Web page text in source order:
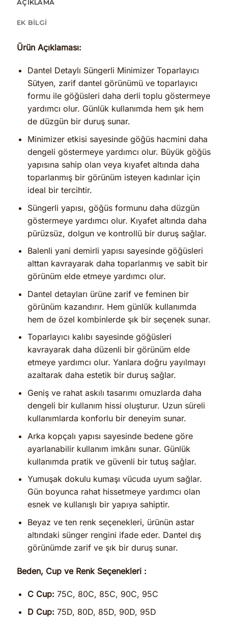
AÇIKLAMA
EK BILGI
Ürün Açıklaması:
Dantel Detaylı Süngerli Minimizer Toparlayıcı
Sütyen, zarif dantel görünümü ve toparlayıcı
formu ile göğüsleri daha derli toplu göstermeye
yardımcı olur. Günlük kullanımda hem şık hem
de düzgün bir duruş sunar.
Minimizer etkisi sayesinde göğüs hacmini daha
dengeli göstermeye yardımcı olur. Büyük göğüs
yapısına sahip olan veya kıyafet altında daha
toparlanmış bir görünüm isteyen kadınlar için
ideal bir tercihtir.
Süngerli yapısı, göğüs formunu daha düzgün
göstermeye yardımcı olur. Kıyafet altında daha
pürüzsüz, dolgun ve kontrollü bir duruş sağlar.
Balenli yani demirli yapısı sayesinde göğüsleri
alttan kavrayarak daha toparlanmış ve sabit bir
görünüm elde etmeye yardımcı olur.
Dantel detayları ürüne zarif ve feminen bir
görünüm kazandırır. Hem günlük kullanımda
hem de özel kombinlerde şık bir seçenek sunar.
Toparlayıcı kalıbı sayesinde göğüsleri
kavrayarak daha düzenli bir görünüm elde
etmeye yardımcı olur. Yanlara doğru yayılmayı
azaltarak daha estetik bir duruş sağlar.
Geniş ve rahat askılı tasarımı omuzlarda daha
dengeli bir kullanım hissi oluşturur. Uzun süreli
kullanımlarda konforlu bir deneyim sunar.
Arka kopçalı yapısı sayesinde bedene göre
ayarlanabilir kullanım imkânı sunar. Günlük
kullanımda pratik ve güvenli bir tutuş sağlar.
Yumuşak dokulu kumaşı vücuda uyum sağlar.
Gün boyunca rahat hissetmeye yardımcı olan
esnek ve kullanışlı bir yapıya sahiptir.
Beyaz ve ten renk seçenekleri, ürünün astar
altındaki sünger rengini ifade eder. Dantel dış
görünümde zarif ve şık bir duruş sunar.
Beden, Cup ve Renk Seçenekleri :
C Cup: 75C, 80C, 85C, 90C, 95C
D Cup: 75D, 80D, 85D, 90D, 95D